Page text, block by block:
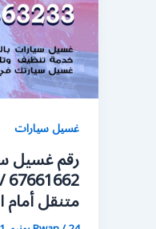
غسيل سيارات
رقم غسيل
متنقل أمام